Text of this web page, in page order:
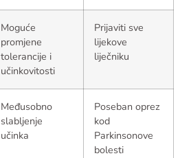
Moguće
promjene
tolerancije i
učinkovitosti
Prijaviti sve
lijekove
liječniku
Međusobno
slabljenje
učinka
Poseban oprez
kod
Parkinsonove
bolesti